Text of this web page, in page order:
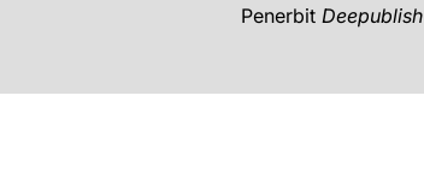
Penerbit Deepublish